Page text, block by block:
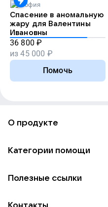
София
Спасение в аномальную
жару для Валентины
Ивановны
36 800 ₽
из45 000 ₽
Помочь
О продукте
Использование материалов
Категории помощи
Пожилым
Полезные ссылки